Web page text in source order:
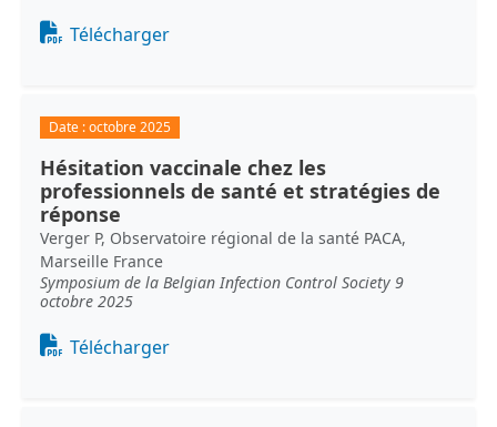
Document
Télécharger
Date :octobre 2025
Hésitation vaccinale chez les
professionnels de santé et stratégies de
réponse
Verger P, Observatoire régional de la santé PACA,
Marseille France
Symposium de la Belgian Infection Control Society 9
octobre 2025
Document
Télécharger